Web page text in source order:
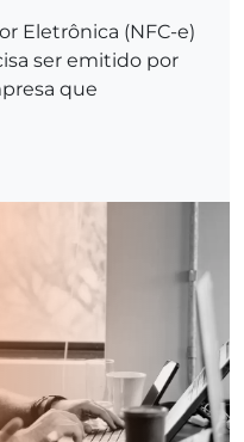
Eletrônica (NFC-e)
ser emitido por
que